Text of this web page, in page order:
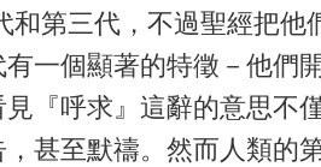
第三代，不過聖經把他
一個顯著的特徵－他們
『呼求』這辭的意思不
甚至默禱。然而人類的